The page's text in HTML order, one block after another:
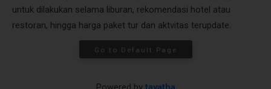
untuk dilakukan selama liburan, rekomendasi hotel atau
restoran, hingga harga paket tur dan aktvitas terupdate.
Go to Default Page